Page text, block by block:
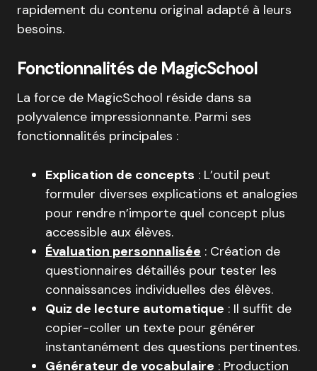
rapidement du contenu original adapté à leurs
besoins.
Fonctionnalités de MagicSchool
La force de MagicSchool réside dans sa
polyvalence impressionnante. Parmi ses
fonctionnalités principales :
Explication de concepts : L’outil peut
formuler diverses explications et analogies
pour rendre n’importe quel concept plus
accessible aux élèves.
Évaluation personnalisée : Création de
questionnaires détaillés pour tester les
connaissances individuelles des élèves.
Quiz de lecture automatique : Il suffit de
copier-coller un texte pour générer
instantanément des questions pertinentes.
Générateur de vocabulaire : Production